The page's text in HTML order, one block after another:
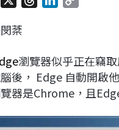
a
d
s
e
d
I
L
i
n
棻
瀏覽器似乎正在竊
後， Edge 自動開啟
器是Chrome，且